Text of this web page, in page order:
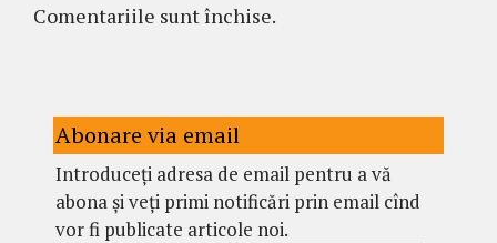
Comentariile sunt închise.
Abonare via email
Introduceți adresa de email pentru a vă
abona și veți primi notificări prin email cînd
vor fi publicate articole noi.